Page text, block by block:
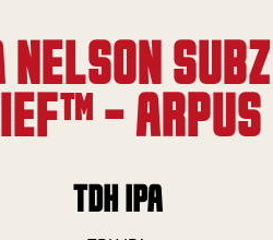
- ARPUS
TDH IPA